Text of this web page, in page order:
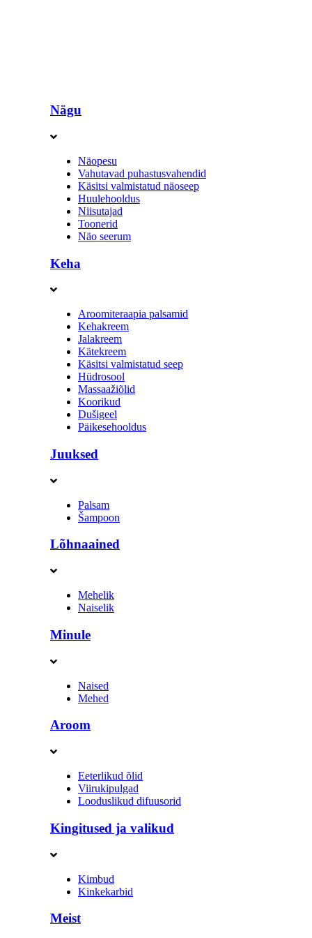
Nägu
Näopesu
Vahutavad puhastusvahendid
Käsitsi valmistatud näoseep
Huulehooldus
Niisutajad
Toonerid
Näo seerum
Keha
Aroomiteraapia palsamid
Kehakreem
Jalakreem
Kätekreem
Käsitsi valmistatud seep
Hüdrosool
Massaažiõlid
Koorikud
Dušigeel
Päikesehooldus
Juuksed
Palsam
Šampoon
Lõhnaained
Mehelik
Naiselik
Minule
Naised
Mehed
Aroom
Eeterlikud õlid
Viirukipulgad
Looduslikud difuusorid
Kingitused ja valikud
Kimbud
Kinkekarbid
Meist